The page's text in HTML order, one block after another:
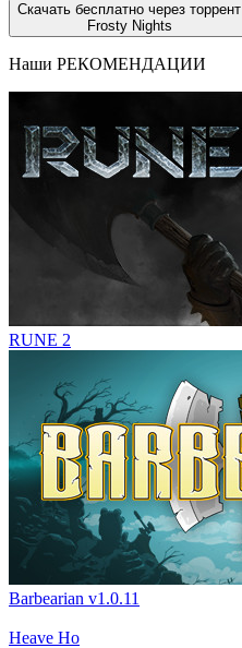
Скачать бесплатно через торрент
Frosty Nights
Наши РЕКОМЕНДАЦИИ
RUNE 2
Barbearian v1.0.11
Heave Ho